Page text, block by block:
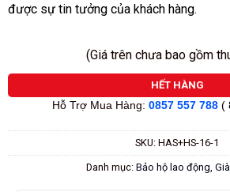
được sự tin tưởng của khách hàng.
(Giá trên chưa bao gồm
HẾT HÀNG
Hỗ Trợ Mua Hàng: 0857 557 788 (
SKU: HAS+HS-16-1
Danh mục: Bảo hộ lao động,